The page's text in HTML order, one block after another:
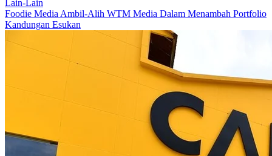
Lain-Lain
Foodie Media Ambil-Alih WTM Media Dalam Menambah Portfolio
Kandungan Esukan